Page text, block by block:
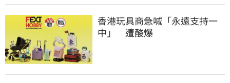
香港玩具商急喊「永遠支持一
中」　遭酸爆